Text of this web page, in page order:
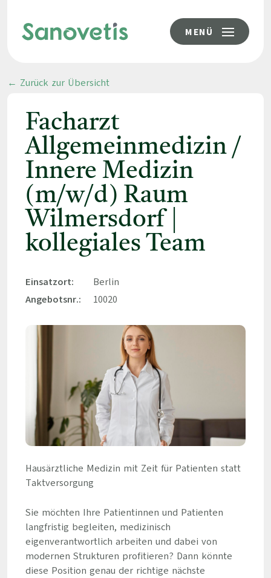
MENÜ
← Zurück zur Übersicht
Facharzt
Allgemeinmedizin /
Innere Medizin
(m/w/d) Raum
Wilmersdorf |
kollegiales Team
Einsatzort:
Berlin
Angebotsnr.:
10020
Hausärztliche Medizin mit Zeit für Patienten statt
Taktversorgung
Sie möchten Ihre Patientinnen und Patienten
langfristig begleiten, medizinisch
eigenverantwortlich arbeiten und dabei von
modernen Strukturen profitieren? Dann könnte
diese Position genau der richtige nächste